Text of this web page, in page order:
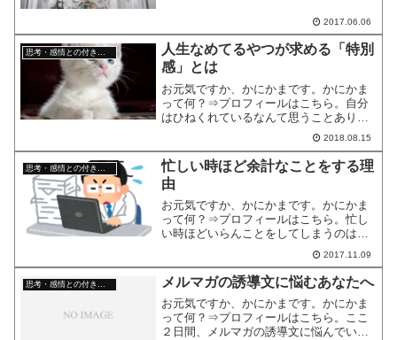
ことができるようになったとか。コンピ
ューターも自己啓発する時代なんです
ね。私たち人間も頑張りまし...
2017.06.06
人生なめてるやつが求める「特別
感」とは
お元気ですか、かにかまです。かにかま
って何？⇒プロフィールはこちら。自分
はひねくれているなんて思うことありま
せんか？周りの人がいいといっていたら
つい自分は反対したくなる。流行ってい
るものや考え方は逆に胡散臭く感じる。
「他人と同じ自分は嫌だ」...
2018.08.15
忙しい時ほど余計なことをする理
由
お元気ですか、かにかまです。かにかま
って何？⇒プロフィールはこちら。忙し
い時ほどいらんことをしてしまうのはな
ぜなのでしょう。バタバタと仕事をし
て、やっと帰ってやりたいことができる
と思いながらぼーっとしてしまったり、
ツイッターを眺めたり。かに...
2017.11.09
思考・感情との付き合い方 メルマガの誘導文に悩むあなたへ
お元気ですか、かにかまです。かにかま
って何？⇒プロフィールはこちら。ここ
２日間、メルマガの誘導文に悩んでいま